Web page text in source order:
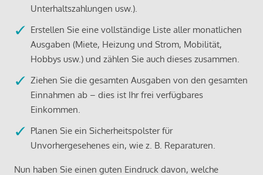
Unterhaltszahlungen usw.).
Erstellen Sie eine vollständige Liste aller monatlichen
Ausgaben (Miete, Heizung und Strom, Mobilität,
Hobbys usw.) und zählen Sie auch dieses zusammen.
Ziehen Sie die gesamten Ausgaben von den gesamten
Einnahmen ab – dies ist Ihr frei verfügbares
Einkommen.
Planen Sie ein Sicherheitspolster für
Unvorhergesehenes ein, wie z. B. Reparaturen.
Nun haben Sie einen guten Eindruck davon, welche